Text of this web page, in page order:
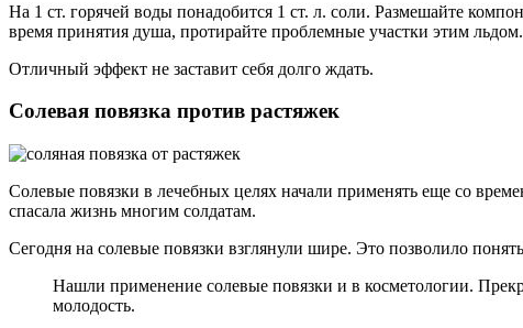
На 1 ст. горячей воды понадобится 1 ст. л. соли. Размешайте
время принятия душа, протирайте проблемные участки этим льдом.
Отличный эффект не заставит себя долго ждать.
Солевая повязка против растяжек
Солевые повязки в лечебных целях начали применять еще со
спасала жизнь многим солдатам.
Сегодня на солевые повязки взглянули шире. Это позволило
Нашли применение солевые повязки и в косметологии.
молодость.